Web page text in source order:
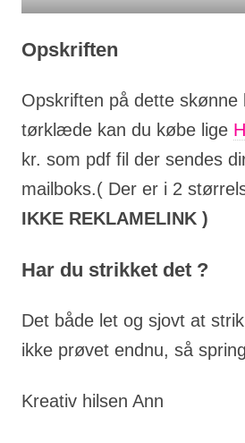
Opskriften
Opskriften på dette skønne
tørklæde kan du købe lige
kr. som pdf fil der sendes
mailboks.( Der er i 2
IKKE REKLAMELINK )
Har du strikket det ?
Det både let og sjovt at
ikke prøvet endnu, så
Kreativ hilsen Ann